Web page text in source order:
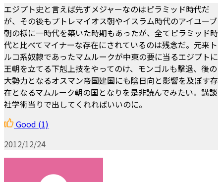
エジプト史と言えば先ずメジャーなのはピラミッド時代だ
が、その後もプトレマイオス朝やイスラム時代のアイユーブ
朝の様に一時代を築いた時期もあったが、全てピラミッド時
代と比べてマイナーな存在にされているのは残念だ。元来ト
ルコ系奴隷であったマムルークが中東の要に当るエジプトに
王朝を立てる下剋上技をやってのけ、モンゴルも撃退、後の
大勢力となるオスマン帝国建国にも陰日向と影響を及ぼす存
在となるマムルーク朝の国となりを是非読んでみたい。講談
社学術当りで出してくれればいいのに。
Good (1)
2012/12/24